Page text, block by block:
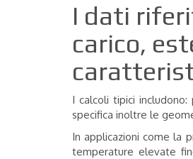
I dati
carico,
Icalcoli tipici
specifica inoltre le
In applicazioni come la
temperature elevate